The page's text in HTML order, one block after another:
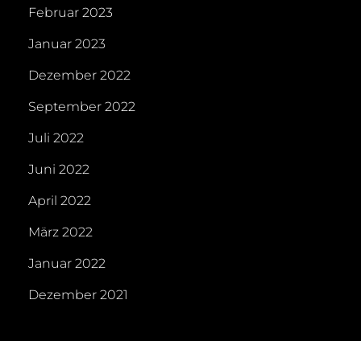
Februar 2023
Januar 2023
Dezember 2022
September 2022
Juli 2022
Juni 2022
April 2022
März 2022
Januar 2022
Dezember 2021